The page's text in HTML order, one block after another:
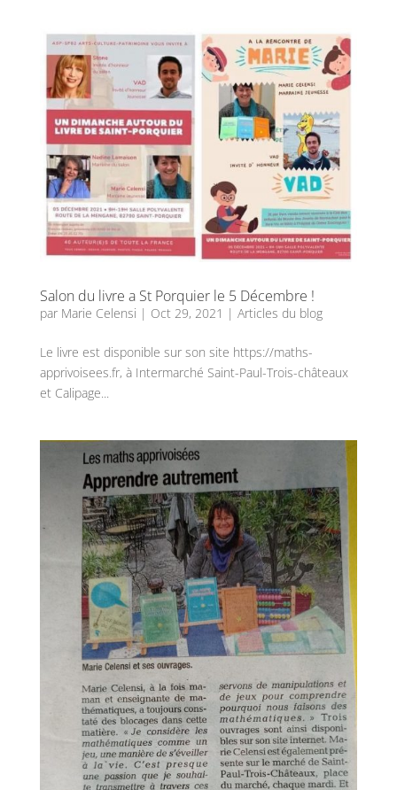
Salon du livre a St Porquier le 5 Décembre !
par Marie Celensi | Oct 29, 2021 | Articles du blog
Le livre est disponible sur son site https://maths-
apprivoisees.fr, à Intermarché Saint-Paul-Trois-châteaux
et Calipage...